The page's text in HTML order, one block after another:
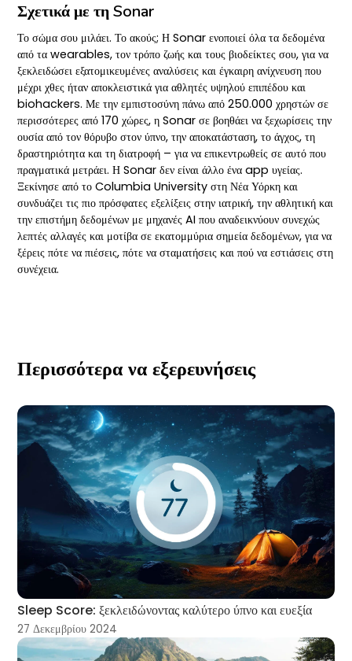
Σχετικά με τη Sonar
Το σώμα σου μιλάει. Το ακούς; Η Sonar ενοποιεί όλα τα δεδομένα
από τα wearables, τον τρόπο ζωής και τους βιοδείκτες σου, για να
ξεκλειδώσει εξατομικευμένες αναλύσεις και έγκαιρη ανίχνευση που
μέχρι χθες ήταν αποκλειστικά για αθλητές υψηλού επιπέδου και
biohackers. Με την εμπιστοσύνη πάνω από 250.000 χρηστών σε
περισσότερες από 170 χώρες, η Sonar σε βοηθάει να ξεχωρίσεις την
ουσία από τον θόρυβο στον ύπνο, την αποκατάσταση, το άγχος, τη
δραστηριότητα και τη διατροφή – για να επικεντρωθείς σε αυτό που
πραγματικά μετράει. Η Sonar δεν είναι άλλο ένα app υγείας.
Ξεκίνησε από το Columbia University στη Νέα Υόρκη και
συνδυάζει τις πιο πρόσφατες εξελίξεις στην ιατρική, την αθλητική και
την επιστήμη δεδομένων με μηχανές AI που αναδεικνύουν συνεχώς
λεπτές αλλαγές και μοτίβα σε εκατομμύρια σημεία δεδομένων, για να
ξέρεις πότε να πιέσεις, πότε να σταματήσεις και πού να εστιάσεις στη
συνέχεια.
Περισσότερα να εξερευνήσεις
Sleep Score: ξεκλειδώνοντας καλύτερο ύπνο και ευεξία
27 Δεκεμβρίου 2024